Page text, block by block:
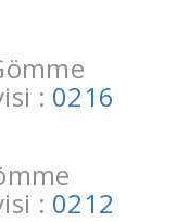
: 0216
: 0212